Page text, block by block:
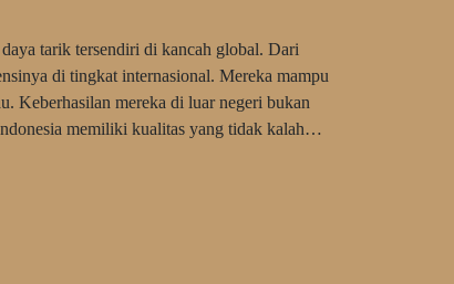
tarik tersendiri di kancah global. Dari
di tingkat internasional. Mereka mampu
Keberhasilan mereka di luar negeri bukan
memiliki kualitas yang tidak kalah…